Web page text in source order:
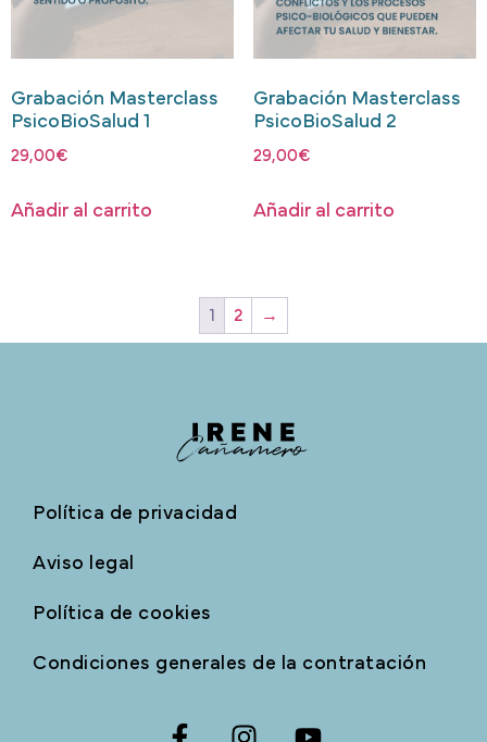
Grabación Masterclass
PsicoBioSalud 1
29,00€
Añadir al carrito
Grabación Masterclass
PsicoBioSalud 2
29,00€
Añadir al carrito
1 2 →
Política de privacidad
Aviso legal
Política de cookies
Condiciones generales de la contratación